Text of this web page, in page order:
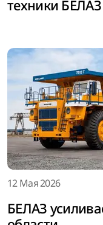
техники БЕЛАЗ
12 Мая 2026
БЕЛАЗ